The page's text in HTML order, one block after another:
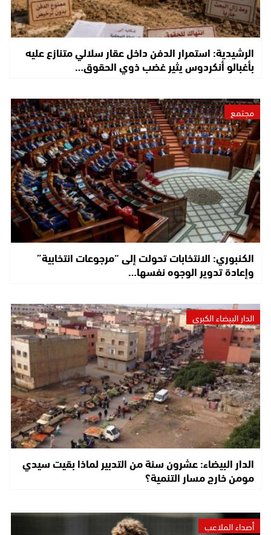
الرشيدية: استمرار الدفن داخل عقار سلالي متنازع عليه
بأغبالو أنكردوس يثير غضب ذوي الحقوق…
مجتمع
الكنبوري: الانتخابات تحولت إلى “مرجوعات انتخابية”
وإعادة تدوير الوجوه نفسها…
الدار البيضاء الكبرى
الدار البيضاء: عشرون سنة من التدبير لماذا بقيت سيدي
مومن خارج مسار التنمية؟
أصداء الملاعب